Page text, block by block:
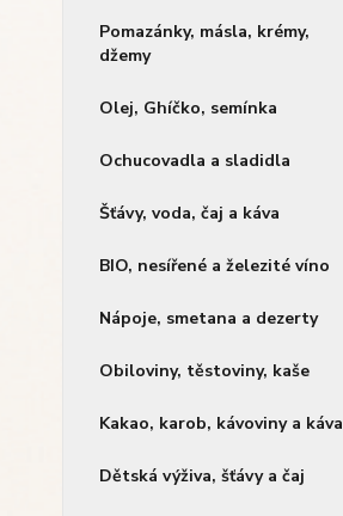
Pomazánky, másla, krémy,
džemy
Olej, Ghíčko, semínka
Ochucovadla a sladidla
Šťávy, voda, čaj a káva
BIO, nesířené a železité víno
Nápoje, smetana a dezerty
Obiloviny, těstoviny, kaše
Kakao, karob, kávoviny a káva
Dětská výživa, šťávy a čaj